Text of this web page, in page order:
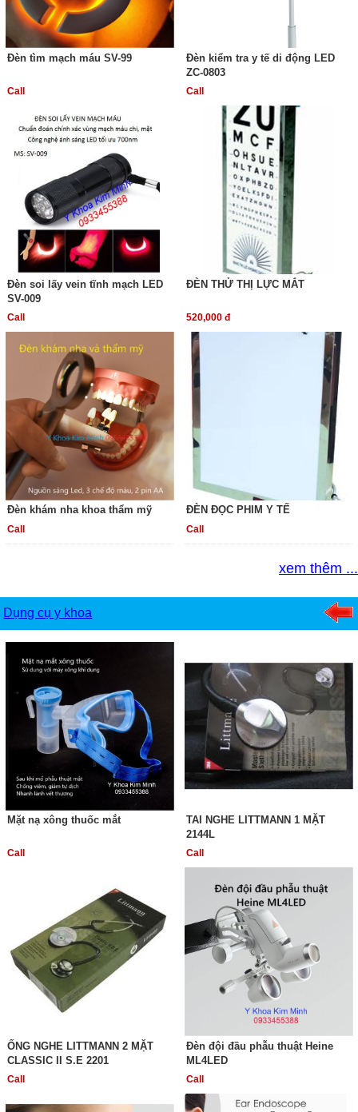
Đèn tìm mạch máu SV-99
Call
Đèn kiểm tra y tế di động LED
ZC-0803
Call
Đèn soi lấy vein tĩnh mạch LED
SV-009
Call
ĐÈN THỬ THỊ LỰC MẮT
520,000 đ
Đèn khám nha khoa thẩm mỹ
Call
ĐÈN ĐỌC PHIM Y TẾ
Call
xem thêm ...
Dụng cụ y khoa
Mặt nạ xông thuốc mắt
Call
TAI NGHE LITTMANN 1 MẶT
2144L
Call
ỐNG NGHE LITTMANN 2 MẶT
CLASSIC II S.E 2201
Call
Đèn đội đầu phẫu thuật Heine
ML4LED
Call